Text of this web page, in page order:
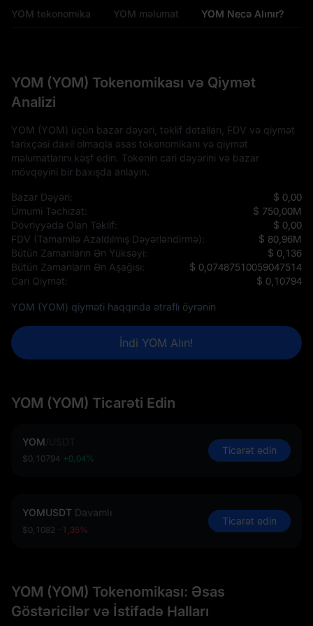
YOM tekonomika YOM məlumat YOM Necə Alınır?
YOM (YOM) Tokenomikası və Qiymət
Analizi
YOM (YOM) üçün bazar dəyəri, təklif detalları, FDV və qiymət
tarixçəsi daxil olmaqla əsas tokenomikanı və qiymət
məlumatlarını kəşf edin. Tokenin cari dəyərini və bazar
mövqeyini bir baxışda anlayın.
Bazar Dəyəri:
$ 0,00
Ümumi Təchizat:
$ 750,00M
Dövriyyədə Olan Təklif:
$ 0,00
FDV (Tamamilə Azaldılmış Dəyərləndirmə):
$ 80,96M
Bütün Zamanların Ən Yüksəyi:
$ 0,136
Bütün Zamanların Ən Aşağısı:
$ 0,07487510059047514
Cari Qiymət:
$ 0,10794
YOM (YOM) qiyməti haqqında ətraflı öyrənin
İndi YOM Alın!
YOM (YOM) Ticarəti Edin
YOM
$0,10794 +0,04%
Ticarət edin
YOMUSDT Davamlı
$0,1082 -1,35%
Ticarət edin
YOM (YOM) Tokenomikası: Əsas
Göstəricilər və İstifadə Halları